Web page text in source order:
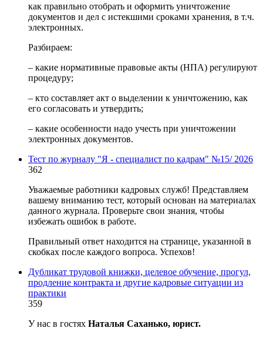
как правильно отобрать и оформить уничтожение
документов и дел с истекшими сроками хранения, в т.ч.
электронных.
Разбираем:
– какие нормативные правовые акты (НПА) регулируют
процедуру;
– кто составляет акт о выделении к уничтожению, как
его согласовать и утвердить;
– какие особенности надо учесть при уничтожении
электронных документов.
Тест по журналу "Я - специалист по кадрам" №15/ 2026
362
Уважаемые работники кадровых служб! Представляем
вашему вниманию тест, который основан на материалах
данного журнала. Проверьте свои знания, чтобы
избежать ошибок в работе.
Правильный ответ находится на странице, указанной в
скобках после каждого вопроса. Успехов!
Дубликат трудовой книжки, целевое обучение, прогул,
продление контракта и другие кадровые ситуации из
практики
359
У нас в гостях Наталья Саханько, юрист.